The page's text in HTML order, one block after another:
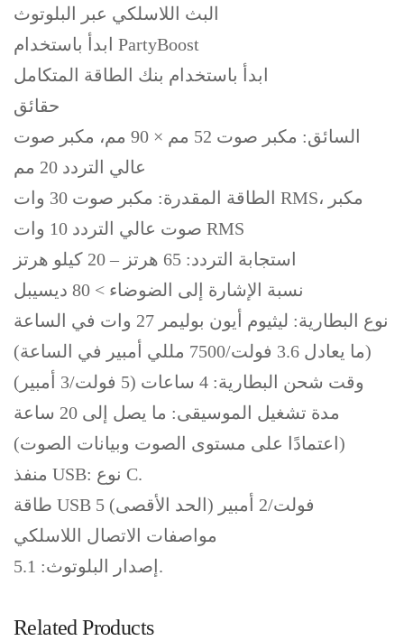
البث اللاسلكي عبر البلوتوث
ابدأ باستخدام PartyBoost
ابدأ باستخدام بنك الطاقة المتكامل
حقائق
السائق: مكبر صوت 52 مم × 90 مم، مكبر صوت
عالي التردد 20 مم
الطاقة المقدرة: مكبر صوت 30 وات RMS، مكبر
صوت عالي التردد 10 وات RMS
استجابة التردد: 65 هرتز – 20 كيلو هرتز
نسبة الإشارة إلى الضوضاء > 80 ديسيبل
نوع البطارية: ليثيوم أيون بوليمر 27 وات في الساعة
(ما يعادل 3.6 فولت/7500 مللي أمبير في الساعة)
وقت شحن البطارية: 4 ساعات (5 فولت/3 أمبير)
مدة تشغيل الموسيقى: ما يصل إلى 20 ساعة
(اعتمادًا على مستوى الصوت وبيانات الصوت)
منفذ USB: نوع C.
طاقة USB 5 فولت/2 أمبير (الحد الأقصى)
مواصفات الاتصال اللاسلكي
إصدار البلوتوث: 5.1.
Related Products